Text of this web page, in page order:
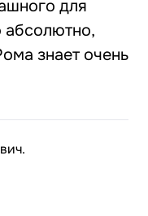
для
знает очень